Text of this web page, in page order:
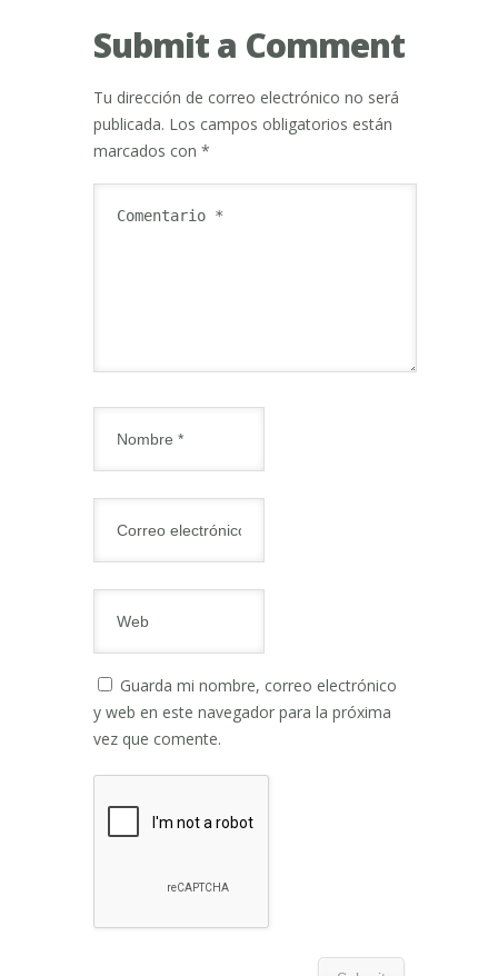
Submit a Comment
Tu dirección de correo electrónico no será
publicada. Los campos obligatorios están
marcados con *
Guarda mi nombre, correo electrónico
y web en este navegador para la próxima
vez que comente.